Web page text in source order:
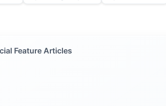
Feature Articles